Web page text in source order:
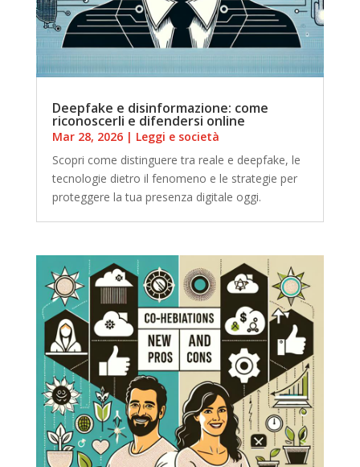
Deepfake e disinformazione: come
riconoscerli e difendersi online
Mar 28, 2026| Leggi e società
Scopri come distinguere tra reale e deepfake, le
tecnologie dietro il fenomeno e le strategie per
proteggere la tua presenza digitale oggi.